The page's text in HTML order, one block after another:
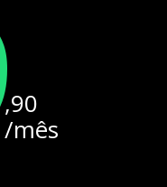
,90
/mês